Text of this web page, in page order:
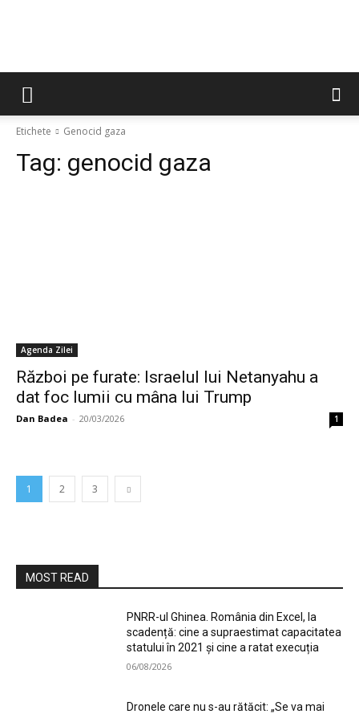
Etichete Genocid gaza
Tag: genocid gaza
Agenda Zilei
Război pe furate: Israelul lui Netanyahu a
dat foc lumii cu mâna lui Trump
Dan Badea - 20/03/2026 1
1 2 3
MOST READ
PNRR-ul Ghinea. România din Excel, la
scadență: cine a supraestimat capacitatea
statului în 2021 și cine a ratat execuția
06/08/2026
Dronele care nu s-au rătăcit: „Se va mai